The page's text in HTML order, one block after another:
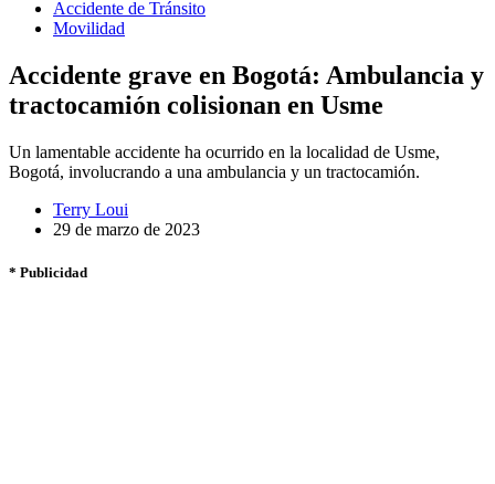
Accidente de Tránsito
Movilidad
Accidente grave en Bogotá: Ambulancia y
tractocamión colisionan en Usme
Un lamentable accidente ha ocurrido en la localidad de Usme,
Bogotá, involucrando a una ambulancia y un tractocamión.
Terry Loui
29 de marzo de 2023
* Publicidad